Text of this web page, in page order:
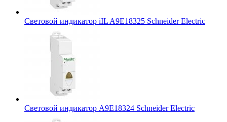
Световой индикатор iIL A9E18325 Schneider Electric
Световой индикатор A9E18324 Schneider Electric